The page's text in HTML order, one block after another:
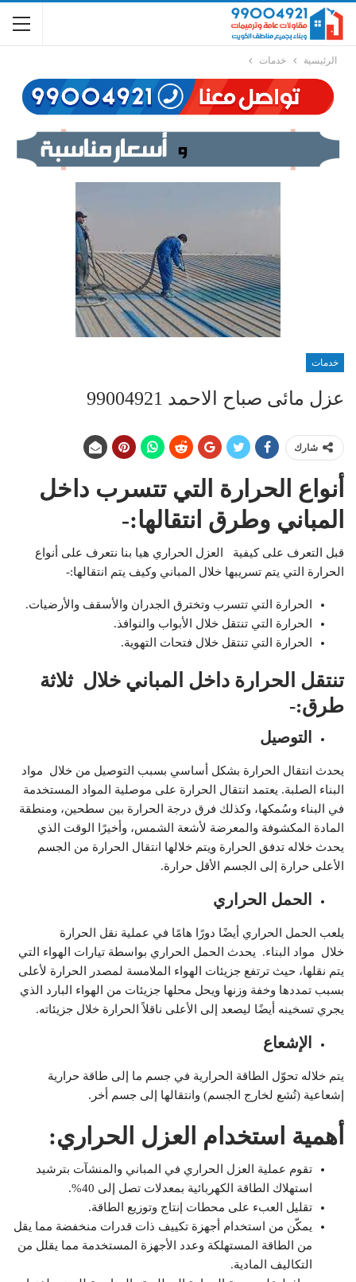
الرئيسية خدمات
خدمات
عزل مائى صباح الاحمد 99004921
شارك
أنواع الحرارة التي تتسرب داخل
المباني وطرق انتقالها:-
قبل التعرف على كيفية العزل الحراري هيا بنا نتعرف على أنواع
الحرارة التي يتم تسريبها خلال المباني وكيف يتم انتقالها:-
الحرارة التي تتسرب وتخترق الجدران والأسقف والأرضيات.
الحرارة التي تنتقل خلال الأبواب والنوافذ.
الحرارة التي تنتقل خلال فتحات التهوية.
تنتقل الحرارة داخل المباني خلال ثلاثة
طرق:-
التوصيل
يحدث انتقال الحرارة بشكل أساسي بسبب التوصيل من خلال مواد
البناء الصلبة. يعتمد انتقال الحرارة على موصلية المواد المستخدمة
في البناء وسُمكها، وكذلك فرق درجة الحرارة بين سطحين، ومنطقة
المادة المكشوفة والمعرضة لأشعة الشمس، وأخيرًا الوقت الذي
يحدث خلاله تدفق الحرارة ويتم خلالها انتقال الحرارة من الجسم
الأعلى حرارة إلى الجسم الأقل حرارة.
الحمل الحراري
يلعب الحمل الحراري أيضًا دورًا هامًا في عملية نقل الحرارة
خلال مواد البناء. يحدث الحمل الحراري بواسطة تيارات الهواء التي
يتم نقلها، حيث ترتفع جزيئات الهواء الملامسة لمصدر الحرارة لأعلى
بسبب تمددها وخفة وزنها ويحل محلها جزيئات من الهواء البارد الذي
يجري تسخينه أيضًا ليصعد إلى الأعلى ناقلاً الحرارة خلال جزيئاته.
الإشعاع
يتم خلاله تحوّل الطاقة الحرارية في جسم ما إلى طاقة حرارية
إشعاعية (تُشع لخارج الجسم) وانتقالها إلى جسم أخر.
أهمية استخدام العزل الحراري:
تقوم عملية العزل الحراري في المباني والمنشآت بترشيد
استهلاك الطاقة الكهربائية بمعدلات تصل إلى 40%.
تقليل العبء على محطات إنتاج وتوزيع الطاقة.
يمكّن من استخدام أجهزة تكييف ذات قدرات منخفضة مما يقل
من الطاقة المستهلكة وعدد الأجهزة المستخدمة مما يقلل من
التكاليف المادية.